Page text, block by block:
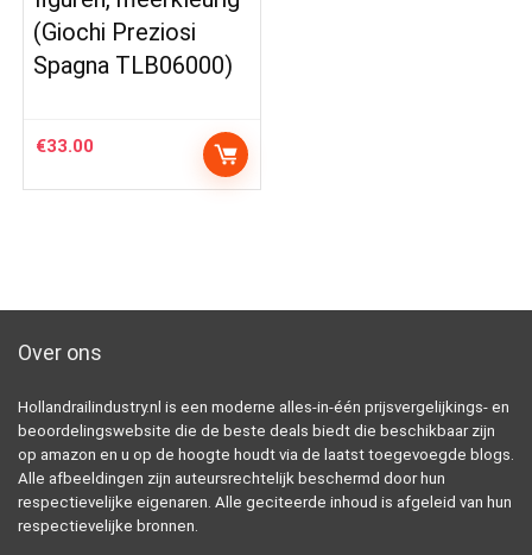
(Giochi Preziosi
Spagna TLB06000)
€33.00
Over ons
Hollandrailindustry.nl is een moderne alles-in-één prijsvergelijkings- en
beoordelingswebsite die de beste deals biedt die beschikbaar zijn
op amazon en u op de hoogte houdt via de laatst toegevoegde blogs.
Alle afbeeldingen zijn auteursrechtelijk beschermd door hun
respectievelijke eigenaren. Alle geciteerde inhoud is afgeleid van hun
respectievelijke bronnen.